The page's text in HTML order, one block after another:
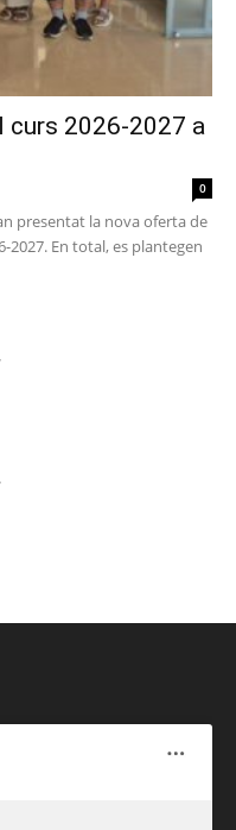
curs 2026-2027 a
0
presentat la nova oferta de
2027. En total, es plantegen